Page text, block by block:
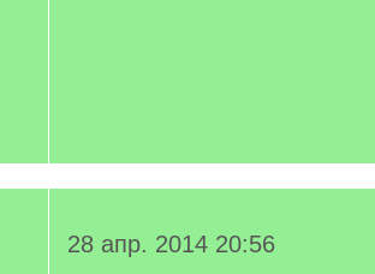
28 апр. 2014 20:56